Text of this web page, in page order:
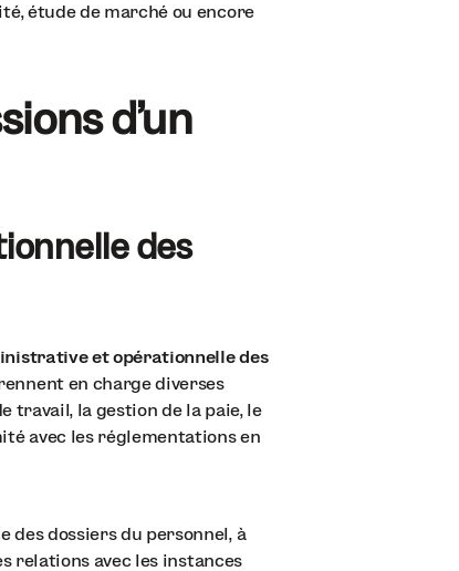
étude de marché ou encore
d'un
des
et opérationnelle des
en charge diverses
travail, la gestion de la paie, le
avec les réglementations en
des dossiers du personnel, à
relations avec les instances